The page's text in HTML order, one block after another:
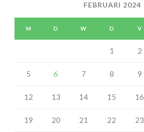
FEBRUARI 2024
M D W D V
1 2
5 6 7 8 9
12 13 14 15 16
19 20 21 22 23